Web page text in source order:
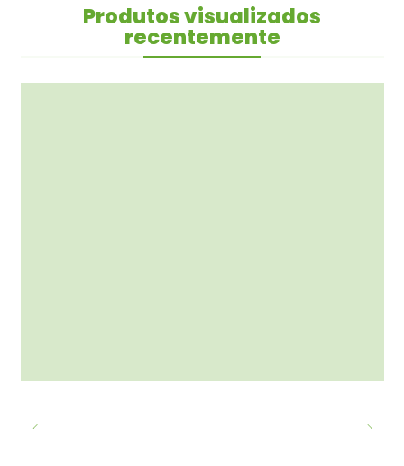
Produtos visualizados
recentemente